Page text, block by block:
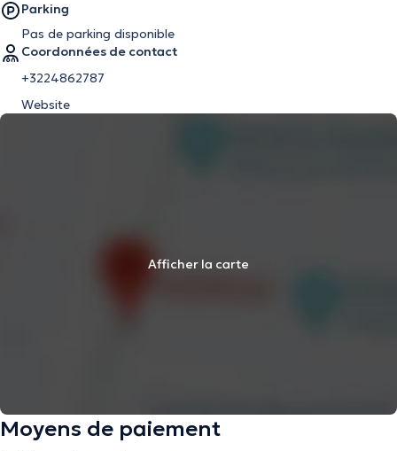
Parking
Pas de parking disponible
Coordonnées de contact
+3224862787
Website
Afficher la carte
Moyens de paiement